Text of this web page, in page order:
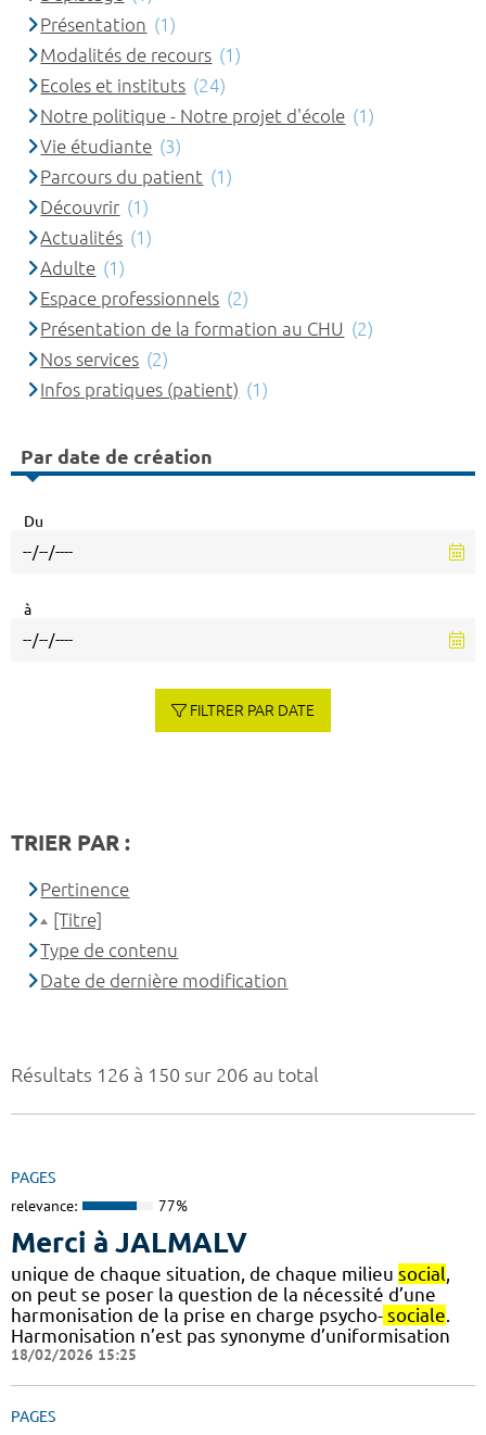
Résultats 126 à 150 sur 206 au total
PAGES
relevance: 77%
Merci à JALMALV
unique de chaque situation, de chaque milieu social
on peut se poser la question de la nécessité d’une
harmonisation de la prise en charge psycho- sociale
Harmonisation n’est pas synonyme d’uniformisation
18/02/2026 15:25
PAGES
Présentation (1)
Modalités de recours (1)
Ecoles et instituts (24)
Notre politique - Notre projet d'école (1)
Vie étudiante (3)
Parcours du patient (1)
Découvrir (1)
Actualités (1)
Adulte (1)
Espace professionnels (2)
Présentation de la formation au CHU (2)
Nos services (2)
Infos pratiques (patient) (1)
Par date de création
Du
à
FILTRER PAR DATE
TRIER PAR :
Pertinence
[Titre]
Type de contenu
Date de dernière modification